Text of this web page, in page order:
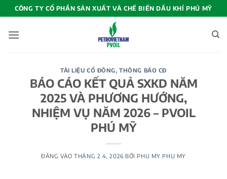
qua
nội
CÔNG TY CỔ PHẦN SẢN XUẤT VÀ CHẾ BIẾN DẦU KHÍ PHÚ MỸ
TÀI LIỆU CỔ ĐÔNG,THÔNG BÁO CĐ
BÁO CÁO KẾT QUẢ SXKD NĂM
2025 VÀ PHƯƠNG HƯỚNG,
NHIỆM VỤ NĂM 2026 – PVOIL
PHÚ MỸ
ĐĂNG VÀOTHÁNG 2 4, 2026 BỞI PHU MY PHU MY